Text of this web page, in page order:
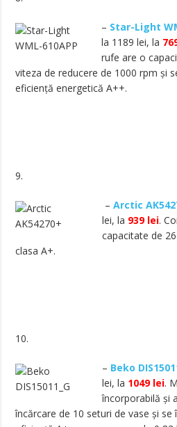
– Star-Light
la 1189 lei, la
rufe are o
viteza de reducere de 1000 rpm și
eficiență energetică A++.
9.
–Arctic
lei, la 939 lei.
capacitate de
clasa A+.
10.
– Beko
lei, la 1049 lei.
încorporabilă și
încărcare de 10 seturi de vase și se